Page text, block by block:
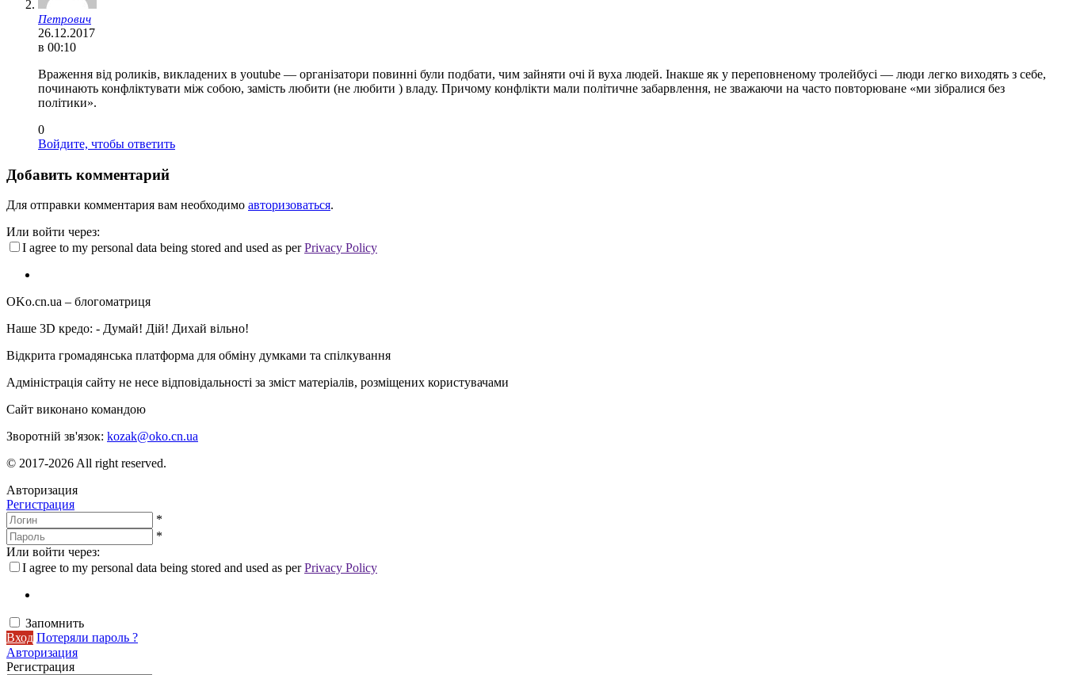
Петрович
26.12.2017
в 00:10
Враження від роликів, викладених в youtube — організатори повинні були подбати, чим зайняти очі й вуха людей. Інакше як у переповненому тролейбусі — люди легко виходять з себе,
починають конфліктувати між собою, замість любити (не любити ) владу. Причому конфлікти мали політичне забарвлення, не зважаючи на часто повторюване «ми зібралися без
політики».
0
Войдите, чтобы ответить
Добавить комментарий
Для отправки комментария вам необходимо авторизоваться.
Или войти через:
I agree to my personal data being stored and used as perPrivacy Policy
OKo.cn.ua – блогоматриця
Наше 3D кредо: - Думай! Дій! Дихай вільно!
Відкрита громадянська платформа для обміну думками та спілкування
Адміністрація сайту не несе відповідальності за зміст матеріалів, розміщених користувачами
Сайт виконано командою
Зворотній зв'язок: kozak@oko.cn.ua
© 2017-2026 All right reserved.
Авторизация
Регистрация
*
*
Или войти через:
I agree to my personal data being stored and used as perPrivacy Policy
Запомнить
Вход Потеряли пароль ?
Авторизация
Регистрация